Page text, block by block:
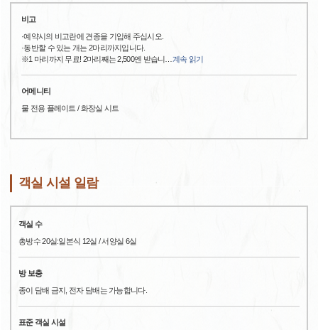
비고
·예약시의 비고란에 견종을 기입해 주십시오.
·동반할 수 있는 개는 2마리까지입니다.
※1 마리까지 무료! 2마리째는 2,500엔 받습니
계속 읽기
어메니티
물 전용 플레이트 / 화장실 시트
객실 시설 일람
객실 수
총방수 20실:일본식 12실 / 서양실 6실
방 보충
종이 담배 금지, 전자 담배는 가능합니다.
표준 객실 시설